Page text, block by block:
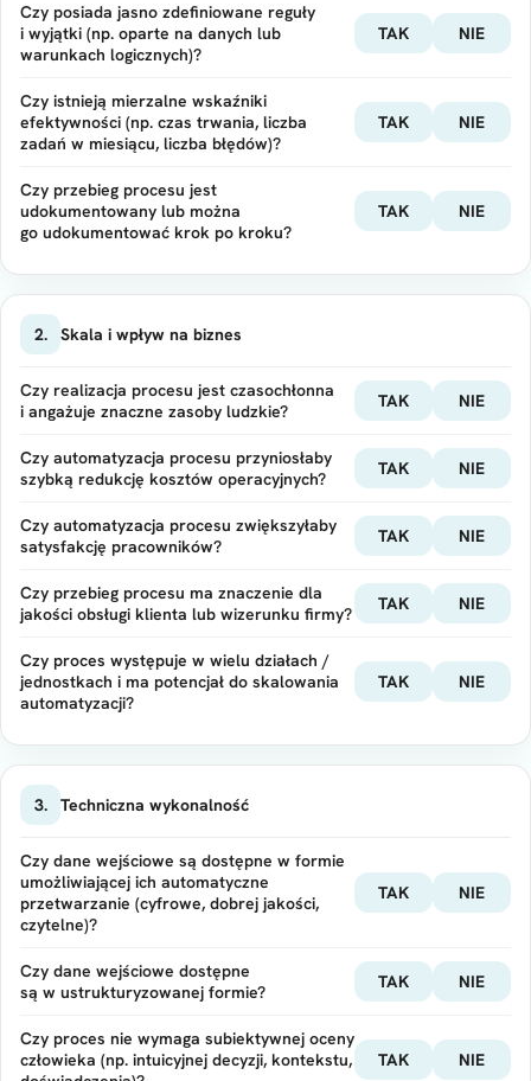
Czy posiada jasno zdefiniowane reguły
i wyjątki (np. oparte na danych lub
warunkach logicznych)?
TAK NIE
Czy istnieją mierzalne wskaźniki
efektywności (np. czas trwania, liczba
zadań w miesiącu, liczba błędów)?
TAK NIE
Czy przebieg procesu jest
udokumentowany lub można
go udokumentować krok po kroku?
TAK NIE
2. Skala i wpływ na biznes
Czy realizacja procesu jest czasochłonna
i angażuje znaczne zasoby ludzkie?
TAK NIE
Czy automatyzacja procesu przyniosłaby
szybką redukcję kosztów operacyjnych?
TAK NIE
Czy automatyzacja procesu zwiększyłaby
satysfakcję pracowników?
TAK NIE
Czy przebieg procesu ma znaczenie dla
jakości obsługi klienta lub wizerunku firmy?
TAK NIE
Czy proces występuje w wielu działach /
jednostkach i ma potencjał do skalowania
automatyzacji?
TAK NIE
3. Techniczna wykonalność
Czy dane wejściowe są dostępne w formie
umożliwiającej ich automatyczne
przetwarzanie (cyfrowe, dobrej jakości,
czytelne)?
TAK NIE
Czy dane wejściowe dostępne
są w ustrukturyzowanej formie?
TAK NIE
Czy proces nie wymaga subiektywnej oceny
człowieka (np. intuicyjnej decyzji, kontekstu,
TAK NIE